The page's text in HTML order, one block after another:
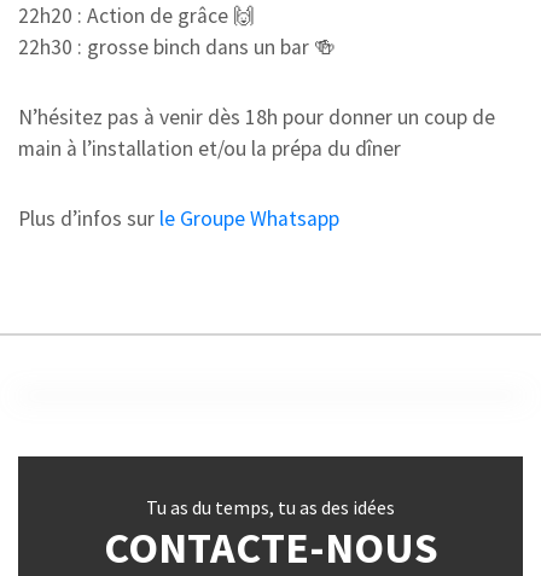
22h20 : Action de grâce 🙌
22h30 : grosse binch dans un bar 🍻
N’hésitez pas à venir dès 18h pour donner un coup de
main à l’installation et/ou la prépa du dîner
Plus d’infos sur le Groupe Whatsapp
Tu as du temps, tu as des idées
CONTACTE-NOUS